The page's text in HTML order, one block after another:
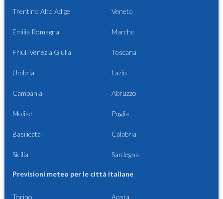
Trentino Alto Adige Veneto
Emilia Romagna Marche
Friuli Venezia Giulia Toscana
Umbria Lazio
Campania Abruzzo
Molise Puglia
Basilicata Calabria
Sicilia Sardegna
Previsioni meteo per le città italiane
Torino Aosta